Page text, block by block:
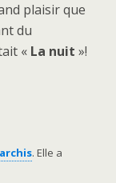
plaisir que
du
« La nuit »!
. Elle a